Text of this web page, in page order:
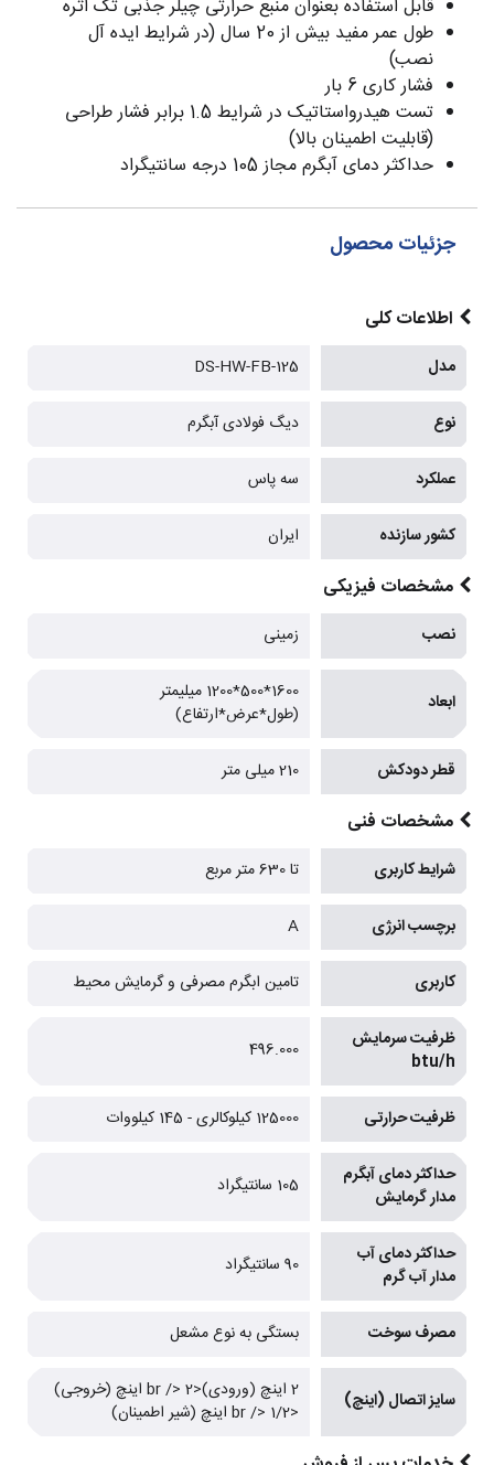
قابل استفاده بعنوان منبع حرارتی چیلر جذبی تک اثره
طول عمر مفید بیش از 20 سال (در شرایط ایده آل
نصب)
فشار کاری 6 بار
تست هیدرواستاتیک در شرایط 1.5 برابر فشار طراحی
(قابلیت اطمینان بالا)
حداکثر دمای آبگرم مجاز 105 درجه سانتیگراد
جزئیات محصول
اطلاعات کلی
مدل DS-HW-FB-125
نوع دیگ فولادی آبگرم
عملکرد سه پاس
کشور سازنده ایران
مشخصات فیزیکی
نصب زمینی
ابعاد
1600*500*1200 میلیمتر
(طول*عرض*ارتفاع)
قطر دودکش 210 میلی متر
مشخصات فنی
شرایط کاربری تا 630 متر مربع
برچسب انرژی A
کاربری تامین ابگرم مصرفی و گرمایش محیط
ظرفیت سرمایش
btu/h
496.000
ظرفیت حرارتی 125000 کیلوکالری - 145 کیلووات
حداکثر دمای آبگرم
مدار گرمایش
105 سانتیگراد
حداکثر دمای آب
مدار آب گرم
90 سانتیگراد
مصرف سوخت بستگی به نوع مشعل
سایز اتصال (اینچ)
2 اینچ (ورودی)<br /> 2 اینچ (خروجی)
<br /> 1/2 اینچ (شیر اطمینان)